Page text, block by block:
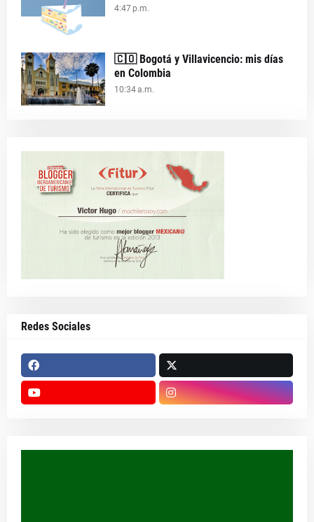
4:47 p.m.
🇨🇴 Bogotá y Villavicencio: mis días
en Colombia
10:34 a.m.
Redes Sociales